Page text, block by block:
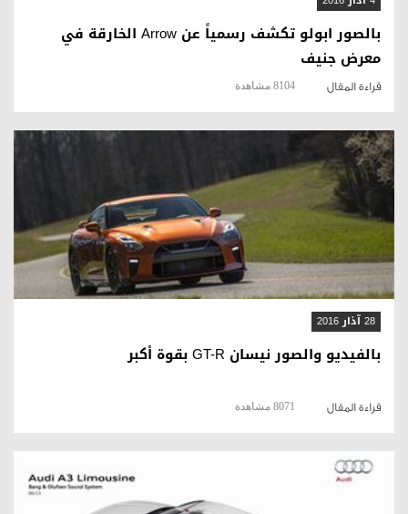
بالصور ابولو تكشف رسمياً عن Arrow الخارقة في
معرض جنيف
قراءة المقال 8104 مشاهدة
قراءة المقال
28 آذار 2016
بالفيديو والصور نيسان GT-R بقوة أكبر
قراءة المقال 8071 مشاهدة